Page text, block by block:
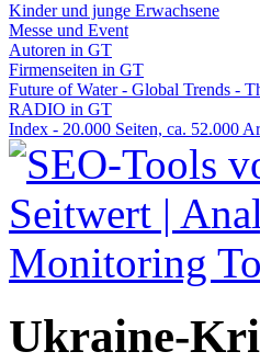
Kinder und junge Erwachsene
Messe und Event
Autoren in GT
Firmenseiten in GT
Future of Water - Global Trends -
RADIO in GT
Index - 20.000 Seiten, ca. 52.000
Ukraine-